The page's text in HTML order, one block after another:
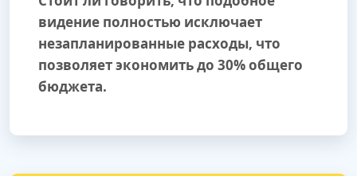
видение полностью исключает
незапланированные расходы, что
позволяет экономить до 30% общего
бюджета.